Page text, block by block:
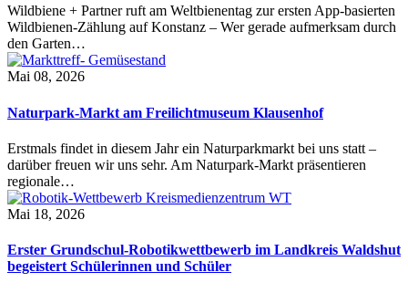
Wildbiene + Partner ruft am Weltbienentag zur ersten App-basierten
Wildbienen-Zählung auf Konstanz – Wer gerade aufmerksam durch
den Garten…
Mai 08, 2026
Naturpark-Markt am Freilichtmuseum Klausenhof
Erstmals findet in diesem Jahr ein Naturparkmarkt bei uns statt –
darüber freuen wir uns sehr. Am Naturpark-Markt präsentieren
regionale…
Mai 18, 2026
Erster Grundschul-Robotikwettbewerb im Landkreis Waldshut
begeistert Schülerinnen und Schüler